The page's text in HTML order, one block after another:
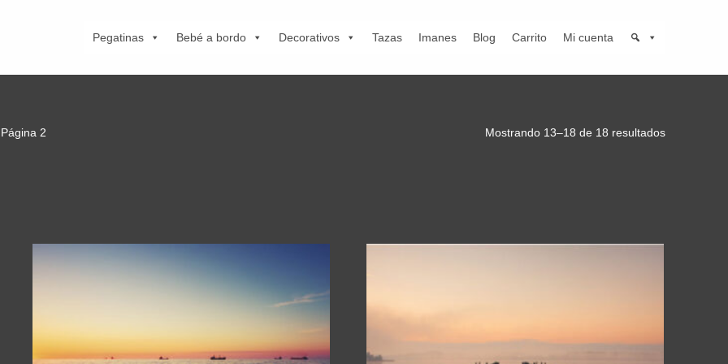
Pegatinas Bebé a bordo Decorativos Tazas Imanes Blog Carrito Mi cuenta
Página 2 Mostrando 13–18 de 18 resultados